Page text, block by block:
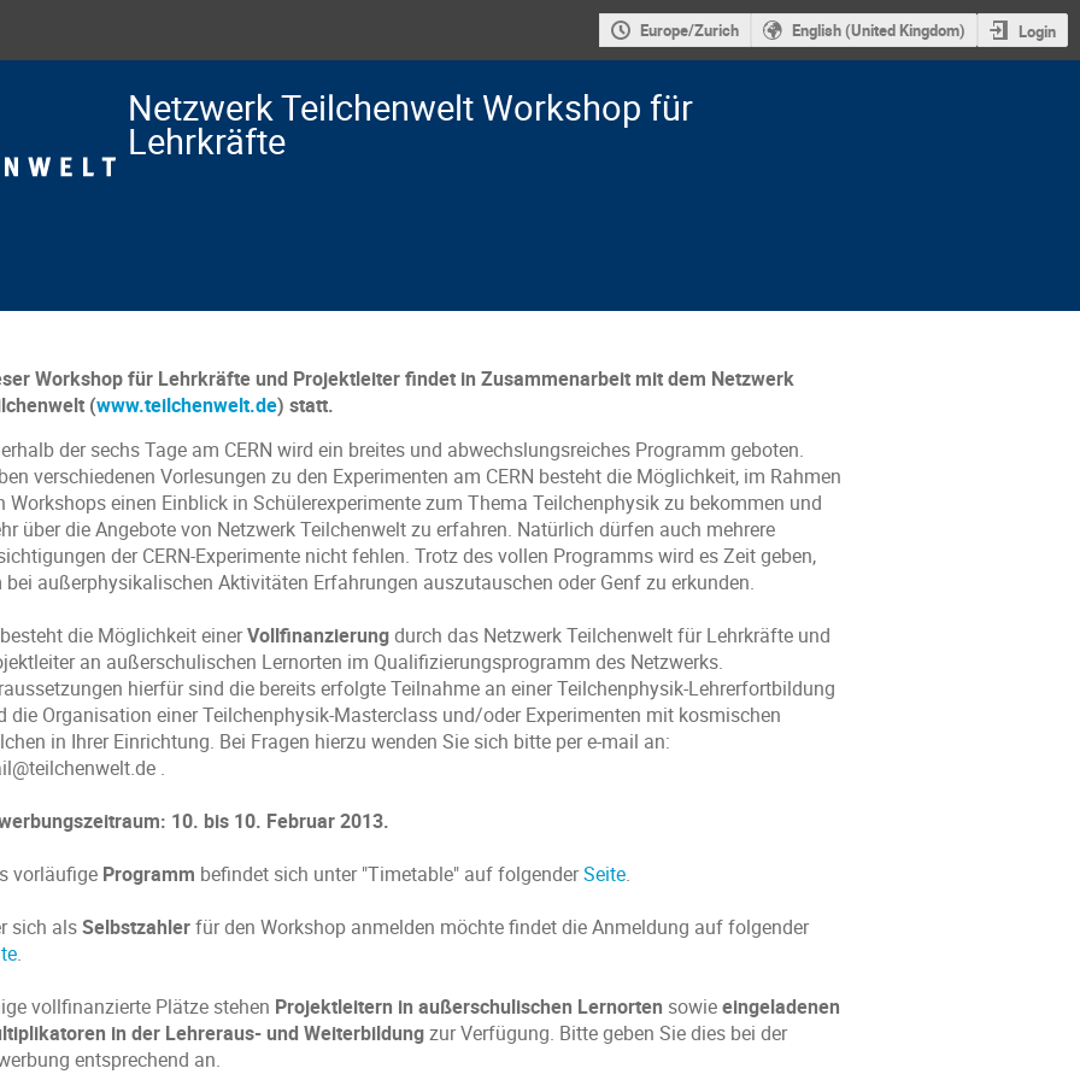
Europe/Zurich English (United Kingdom) Login
Netzwerk Teilchenwelt Workshop für
Lehrkräfte
Workshop für Lehrkräfte und Projektleiter findet in Zusammenarbeit mit dem Netzwerk
(www.teilchenwelt.de) statt.
der sechs Tage am CERN wird ein breites und abwechslungsreiches Programm geboten.
verschiedenen Vorlesungen zu den Experimenten am CERN besteht die Möglichkeit, im Rahmen
Workshops einen Einblick in Schülerexperimente zum Thema Teilchenphysik zu bekommen und
über die Angebote von Netzwerk Teilchenwelt zu erfahren. Natürlich dürfen auch mehrere
der CERN-Experimente nicht fehlen. Trotz des vollen Programms wird es Zeit geben,
bei außerphysikalischen Aktivitäten Erfahrungen auszutauschen oder Genf zu erkunden.
die Möglichkeit einerVollfinanzierungdurch das Netzwerk Teilchenwelt für Lehrkräfte und
an außerschulischen Lernorten im Qualifizierungsprogramm des Netzwerks.
hierfür sind die bereits erfolgte Teilnahme an einer Teilchenphysik-Lehrerfortbildung
die Organisation einer Teilchenphysik-Masterclass und/oder Experimenten mit kosmischen
in Ihrer Einrichtung. Bei Fragen hierzu wenden Sie sich bitte per e-mail an:
.
10. bis 10. Februar 2013.
vorläufige Programm befindet sich unter "Timetable" auf folgenderSeite.
sich alsSelbstzahlerfür den Workshop anmelden möchte findet die Anmeldung auf folgender
.
vollfinanzierte Plätze stehen Projektleitern in außerschulischen Lernorten sowieeingeladenen
in der Lehreraus- und Weiterbildungzur Verfügung. Bitte geben Sie dies bei der
entsprechend an.